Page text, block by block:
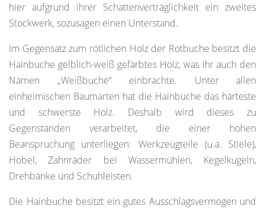
hier aufgrund ihrer Schattenverträglichkeit ein zweites
Stockwerk, sozusagen einen Unterstand.
Im Gegensatz zum rötlichen Holz der Rotbuche besitzt die
Hainbuche gelblich-weiß gefärbtes Holz, was ihr auch den
Namen „Weißbuche“ einbrachte. Unter allen
einheimischen Baumarten hat die Hainbuche das härteste
und schwerste Holz. Deshalb wird dieses zu
Gegenständen verarbeitet, die einer hohen
Beanspruchung unterliegen: Werkzeugteile (u.a. Stiele),
Hobel, Zahnräder bei Wassermühlen, Kegelkugeln,
Drehbänke und Schuhleisten.
Die Hainbuche besitzt ein gutes Ausschlagsvermögen und